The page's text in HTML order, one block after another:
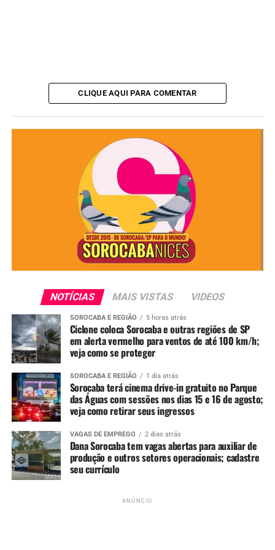
senador na relatoria de propostas voltadas ao
, com foco na desburocratização e no estímulo a
investimentos. De acordo com a justificativa, essas
iniciativas contribuem para o desenvolvimento
econômico local e a geração de empregos.
Para Tatiane Costa, a concessão do título representa um
reconhecimento institucional do Legislativo de
à atuação do senador no cenário nacional.
Redação
See Full Bio
TÓPICOS RELACIONADOS BOLSONARO CÂ
CÂMARA
FLAVIO BOLSONARO
PL
CLIQUE AQUI PARA COMENTAR
NOTÍCIAS MAIS VISTAS VIDEOS
SOROCABA E REGIÃO 5 horas atrás
Ciclone coloca Sorocaba e outras regiões de SP
em alerta vermelho para ventos de até 100 km/h;
veja como se proteger
SOROCABA E REGIÃO 1 dia atrás
Sorocaba terá cinema drive-in gratuito no Parque
das Águas com sessões nos dias 15 e 16 de agosto;
veja como retirar seus ingressos
VAGAS DE EMPREGO 2 dias atrás
Dana Sorocaba tem vagas abertas para auxiliar de
produção e outros setores operacionais; cadastre
seu currículo
ANÚNCIO